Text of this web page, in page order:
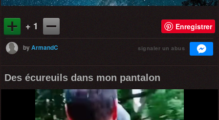
+ 1 Enregistrer
byArmandC signaler un abus
Des écureuils dans mon pantalon